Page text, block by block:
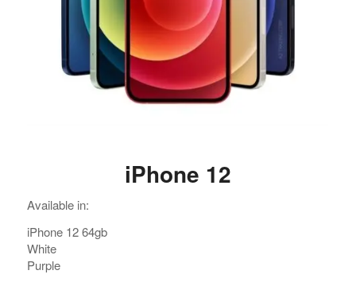
iPhone 12
Available in:
iPhone 12 64gb
White
Purple